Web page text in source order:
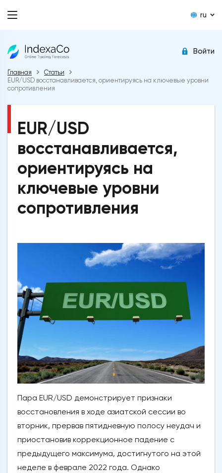
ru
Войти
Главная
Статьи
EUR/USD восстанавливается, ориентируясь на ключевые уровни
сопротивления
EUR/USD
восстанавливается,
ориентируясь на
ключевые уровни
сопротивления
Пара EUR/USD демонстрирует признаки
восстановления в ходе азиатской сессии во
вторник, прервав пятидневную полосу неудач и
приостановив коррекционное падение с
предыдущего максимума, достигнутого на этой
неделе в феврале 2022 года. Однако